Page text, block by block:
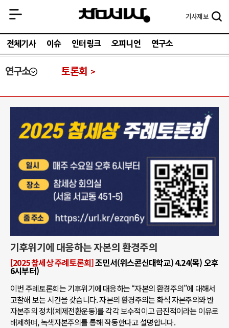
기사제보
전체기사 이슈 인터링크 오피니언 연구소
연구소 토론회
기후위기에 대응하는 자본의 환경주의
[2025 참세상 주례토론회]조민서(위스콘신대학교) 4.24(목) 오후
6시부터)
이번 주례토론회는 기후위기에 대응하는 “자본의 환경주의”에 대해서
고찰해 보는 시간을 갖습니다. 자본의 환경주의는 화석 자본주의와 반
자본주의 정치(체제전환운동)를 각각 보수적이고 급진적이라는 이유로
배제하며, 녹색자본주의를 통해 작동한다고 설명합니다.